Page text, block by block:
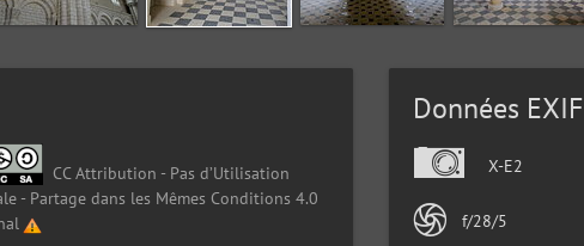
CC Attribution - Pas d’Utilisation
- Partage dans les Mêmes Conditions 4.0
Données EXIF
X-E2
f/28/5